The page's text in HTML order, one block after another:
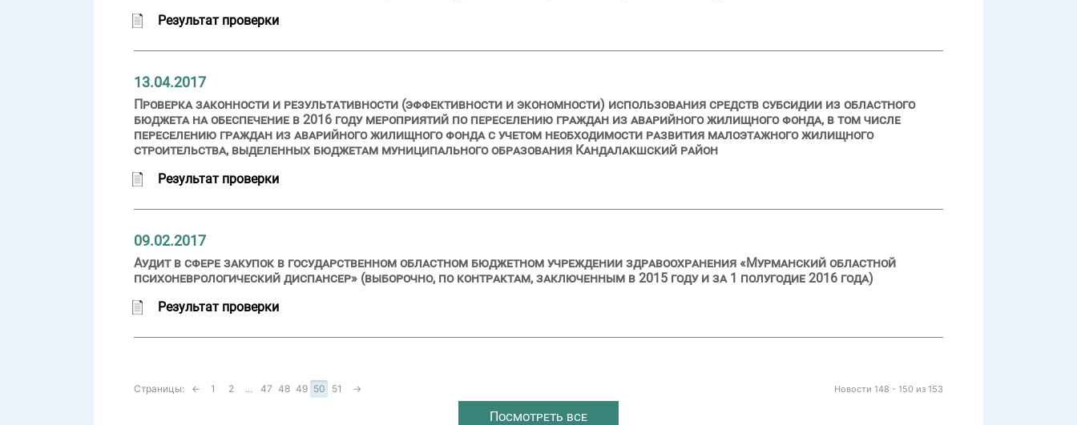
Результат проверки
13.04.2017
Проверка законности и результативности (эффективности и экономности) использования средств субсидии из областного
бюджета на обеспечение в 2016 году мероприятий по переселению граждан из аварийного жилищного фонда, в том числе
переселению граждан из аварийного жилищного фонда с учетом необходимости развития малоэтажного жилищного
строительства, выделенных бюджетам муниципального образования Кандалакшский район
Результат проверки
09.02.2017
Аудит в сфере закупок в государственном областном бюджетном учреждении здравоохранения «Мурманский областной
психоневрологический диспансер» (выборочно, по контрактам, заключенным в 2015 году и за 1 полугодие 2016 года)
Результат проверки
Новости 148 - 150 из 153
Страницы: ← 1 2 ... 47 48 49 50 51 →
Посмотреть все